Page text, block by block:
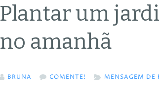
Plantar um
no amanhã
BRUNA COMENTE! MENSAGEM DE